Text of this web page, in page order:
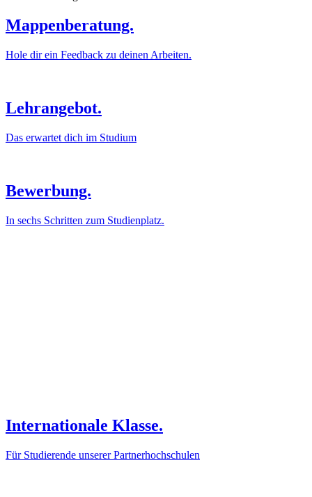
Mappenberatung.
Hole dir ein Feedback zu deinen Arbeiten.
Lehrangebot.
Das erwartet dich im Studium
Bewerbung.
In sechs Schritten zum Studienplatz.
Internationale Klasse.
Für Studierende unserer Partnerhochschulen